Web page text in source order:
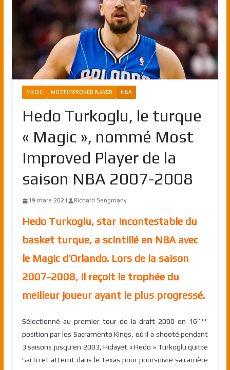
MAGIC MOST IMPROVED PLAYER NBA
Hedo Turkoglu, le turque
« Magic », nommé Most
Improved Player de la
saison NBA 2007-2008
19 mars 2021 Richard Sengmany
Hedo Turkoglu, star incontestable du
basket turque, a scintillé en NBA avec
le Magic d’Orlando. Lors de la saison
2007-2008, il reçoit le trophée du
meilleur joueur ayant le plus progressé.
Sélectionné au premier tour de la draft 2000 en 16ème
position par les Sacramento Kings, où il a shooté pendant
3 saisons jusqu’en 2003, Hidayet « Hedo » Turkoglu quitte
Sacto et atterrit dans le Texas pour poursuivre sa carrière